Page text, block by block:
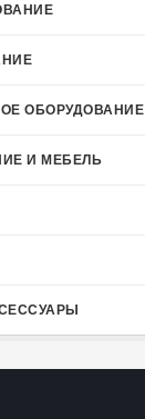
ОБОРУДОВАНИЕ
И МЕБЕЛЬ